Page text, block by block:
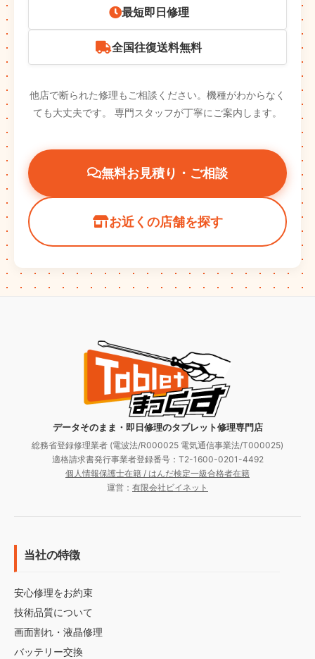
最短即日修理
全国往復送料無料
他店で断られた修理もご相談ください。機種がわからなく
ても大丈夫です。
専門スタッフが丁寧にご案内します。
無料お見積り・ご相談
お近くの店舗を探す
データそのまま・即日修理のタブレット修理専門店
総務省登録修理業者 (電波法/R000025 電気通信事業法/T000025)
適格請求書発行事業者登録番号：T2-1600-0201-4492
個人情報保護士在籍 / はんだ検定一級合格者在籍
運営： 有限会社ビイネット
当社の特徴
安心修理をお約束
技術品質について
画面割れ・液晶修理
バッテリー交換